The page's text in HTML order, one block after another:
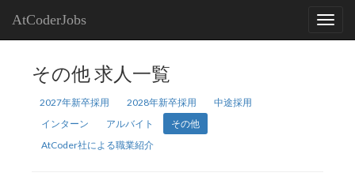
AtCoderJobs
その他 求人一覧
2027年新卒採用 2028年新卒採用
中途採用
インターン
アルバイト
その他
AtCoder社による職業紹介